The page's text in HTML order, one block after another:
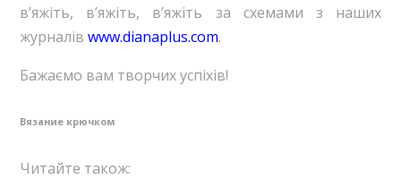
в’яжіть, в’яжіть, в’яжіть за схемами з наших
журналів www.dianaplus.com.
Бажаємо вам творчих успіхів!
Вязание крючком
Читайте також: